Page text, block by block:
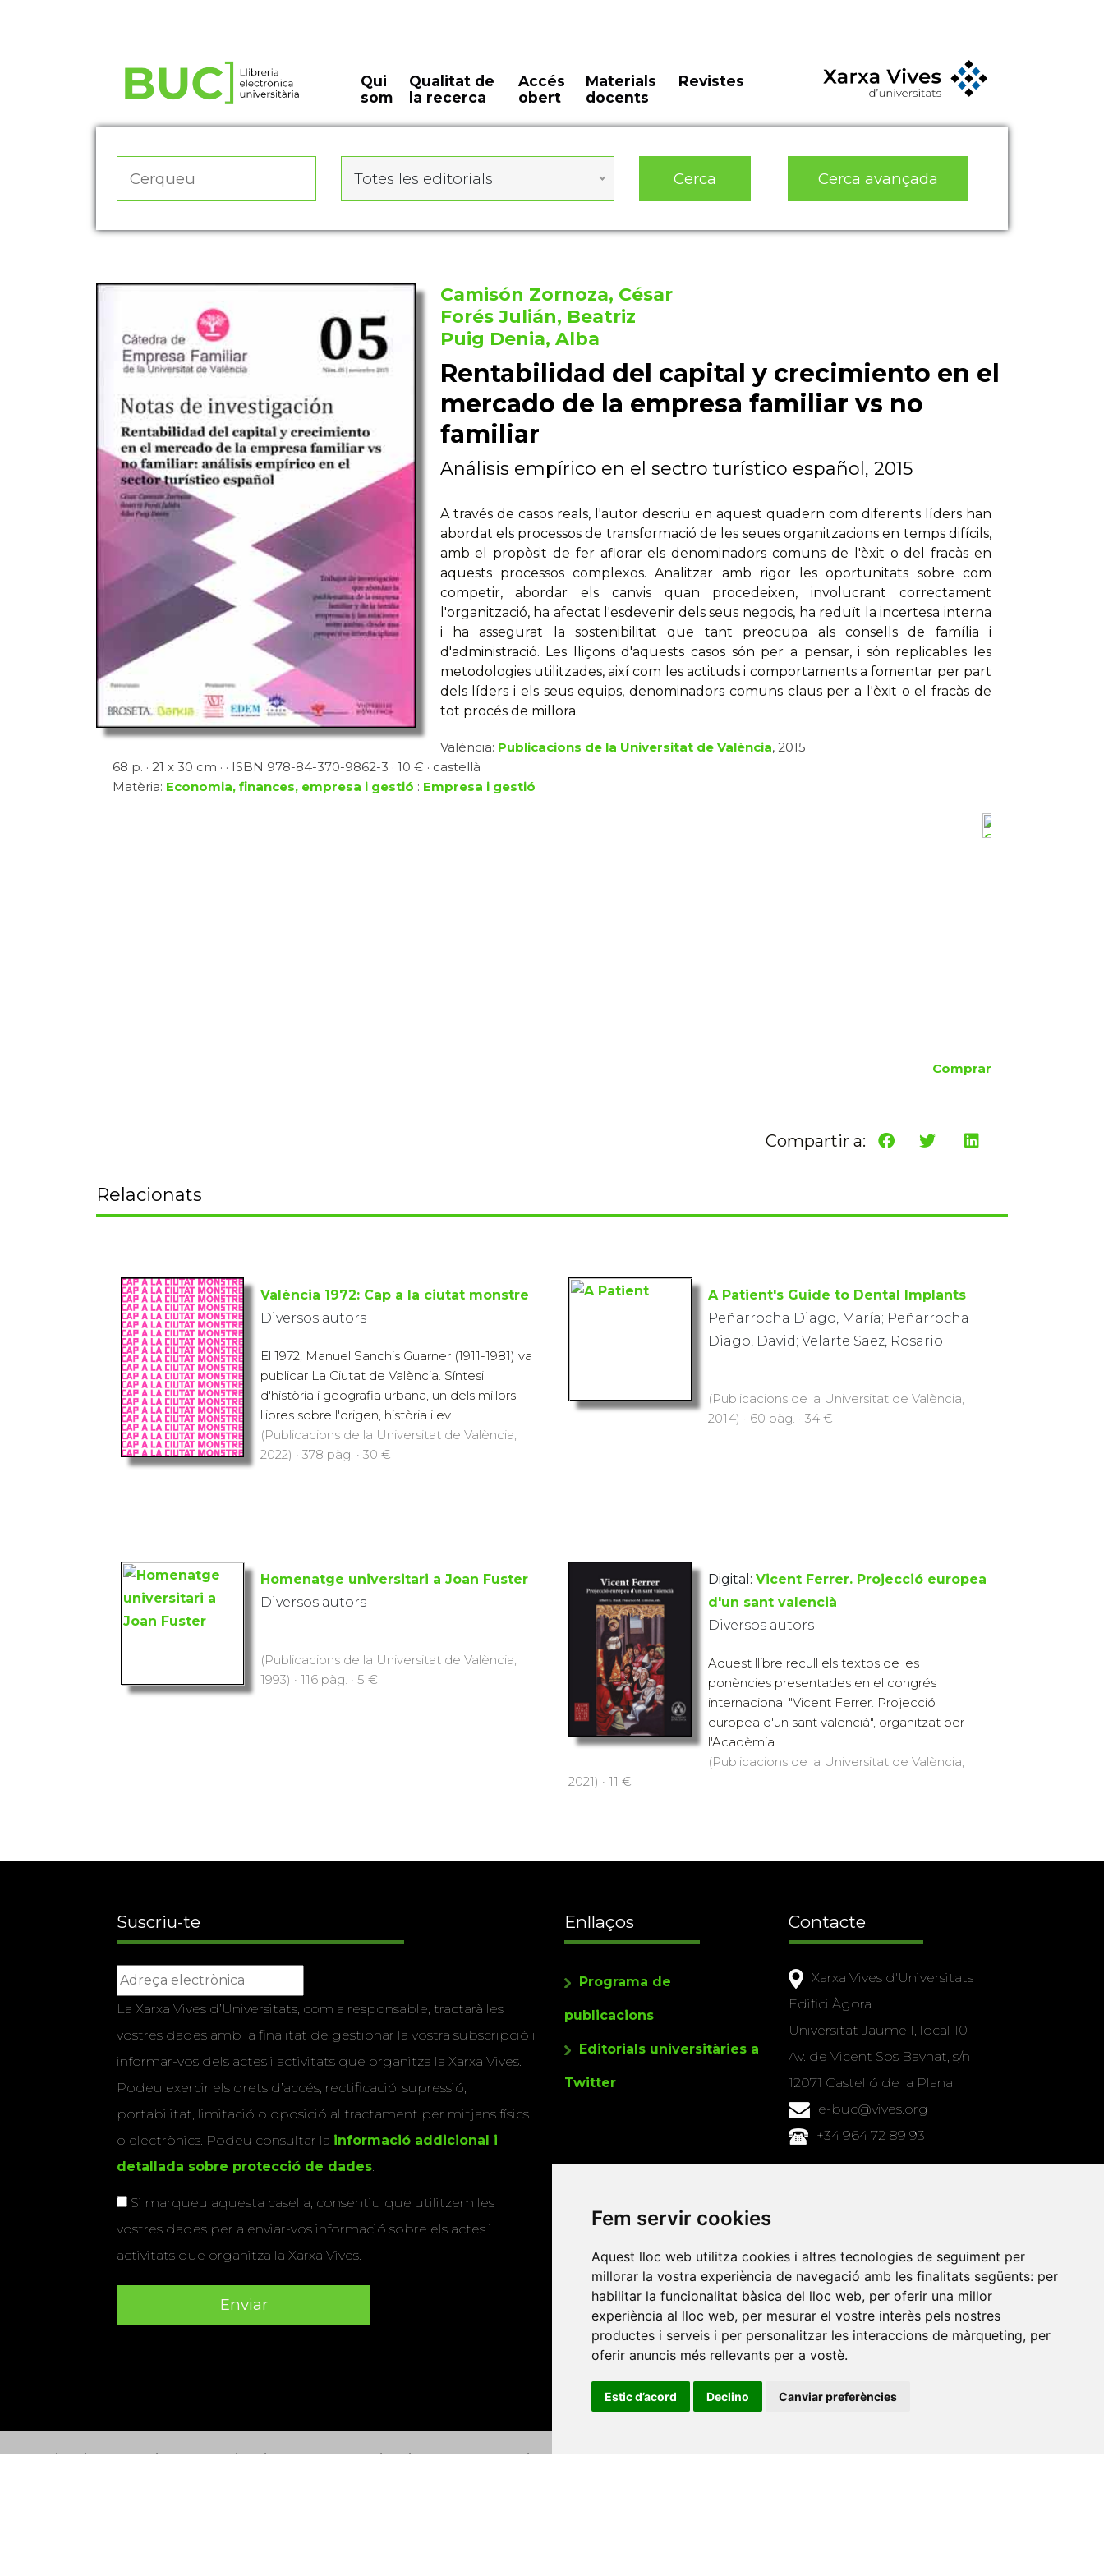
Fem servir cookies
Aquest lloc web utilitza cookies i altres tecnologies de seguiment per
millorar la vostra experiència de navegació amb les finalitats següents: per
habilitar la funcionalitat bàsica del lloc web, per oferir una millor
experiència al lloc web, per mesurar el vostre interès pels nostres
productes i serveis i per personalitzar les interaccions de màrqueting, per
oferir anuncis més rellevants per a vostè.
Estic d’acord Declino Canviar preferències
Qui
som
Qualitat de
la recerca
Accés
obert
Materials
docents
Revistes
Totes les editorials Cerca Cerca avançada
Camisón Zornoza, César
Forés Julián, Beatriz
Puig Denia, Alba
Rentabilidad del capital y crecimiento en el
mercado de la empresa familiar vs no
familiar
Análisis empírico en el sectro turístico español, 2015
A través de casos reals, l'autor descriu en aquest quadern com diferents líders han
abordat els processos de transformació de les seues organitzacions en temps difícils,
amb el propòsit de fer aflorar els denominadors comuns de l'èxit o del fracàs en
aquests processos complexos. Analitzar amb rigor les oportunitats sobre com
competir, abordar els canvis quan procedeixen, involucrant correctament
l'organització, ha afectat l'esdevenir dels seus negocis, ha reduït la incertesa interna
i ha assegurat la sostenibilitat que tant preocupa als consells de família i
d'administració. Les lliçons d'aquests casos són per a pensar, i són replicables les
metodologies utilitzades, així com les actituds i comportaments a fomentar per part
dels líders i els seus equips, denominadors comuns claus per a l'èxit o el fracàs de
tot procés de millora.
València: Publicacions de la Universitat de València, 2015
68 p. · 21 x 30 cm · · ISBN 978-84-370-9862-3 · 10 € · castellà
Matèria: Economia, finances, empresa i gestió : Empresa i gestió
Comprar
Compartir a:
Relacionats
València 1972: Cap a la ciutat monstre
Diversos autors
El 1972, Manuel Sanchis Guarner (1911-1981) va
publicar La Ciutat de València. Síntesi
d'història i geografia urbana, un dels millors
llibres sobre l'origen, història i ev...
(Publicacions de la Universitat de València,
2022) · 378 pàg. · 30 €
A Patient's Guide to Dental Implants
Peñarrocha Diago, María; Peñarrocha
Diago, David; Velarte Saez, Rosario
(Publicacions de la Universitat de València,
2014) · 60 pàg. · 34 €
Homenatge universitari a Joan Fuster
Diversos autors
(Publicacions de la Universitat de València,
1993) · 116 pàg. · 5 €
Digital: Vicent Ferrer. Projecció europea
d'un sant valencià
Diversos autors
Aquest llibre recull els textos de les
ponències presentades en el congrés
internacional "Vicent Ferrer. Projecció
europea d'un sant valencià", organitzat per
l'Acadèmia ...
(Publicacions de la Universitat de València,
2021) · 11 €
Suscriu-te
La Xarxa Vives d’Universitats, com a responsable, tractarà les
vostres dades amb la finalitat de gestionar la vostra subscripció i
informar-vos dels actes i activitats que organitza la Xarxa Vives.
Podeu exercir els drets d’accés, rectificació, supressió,
portabilitat, limitació o oposició al tractament per mitjans físics
o electrònics. Podeu consultar la informació addicional i
detallada sobre protecció de dades
Si marqueu aquesta casella, consentiu que utilitzem les
vostres dades per a enviar-vos informació sobre els actes i
activitats que organitza la Xarxa Vives.
Enllaços
Programa de
publicacions
Editorials universitàries a
Twitter
Contacte
Xarxa Vives d'Universitats
Edifici Àgora
Universitat Jaume I, local 10
Av. de Vicent Sos Baynat, s/n
12071 Castelló de la Plana
e-buc@vives.org
+34 964 72 89 93
Universitat Abat Oliba CEU•Universitat d'Alacant•Universitat d'Andorra•Universitat Autònoma de Barcelona